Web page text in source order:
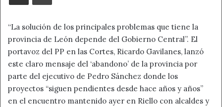
“La solución de los principales problemas que tiene la
provincia de León depende del Gobierno Central”. El
portavoz del PP en las Cortes, Ricardo Gavilanes, lanzó
este claro mensaje del ‘abandono’ de la provincia por
parte del ejecutivo de Pedro Sánchez donde los
proyectos “siguen pendientes desde hace años y años”
en el encuentro mantenido ayer en Riello con alcaldes y